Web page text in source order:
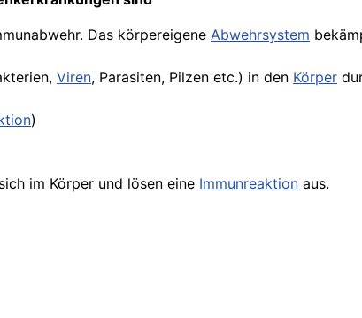
Das körpereigene Abwehrsystem
Viren, Parasiten, Pilzen etc.) in den Körper
)
im Körper und lösen eine Immunreaktion aus.